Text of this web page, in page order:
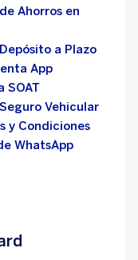
Ahorros en
a Plazo
App
SOAT
Vehicular
y Condiciones
WhatsApp